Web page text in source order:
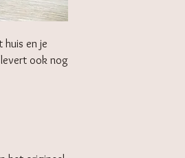
huis en je
levert ook nog